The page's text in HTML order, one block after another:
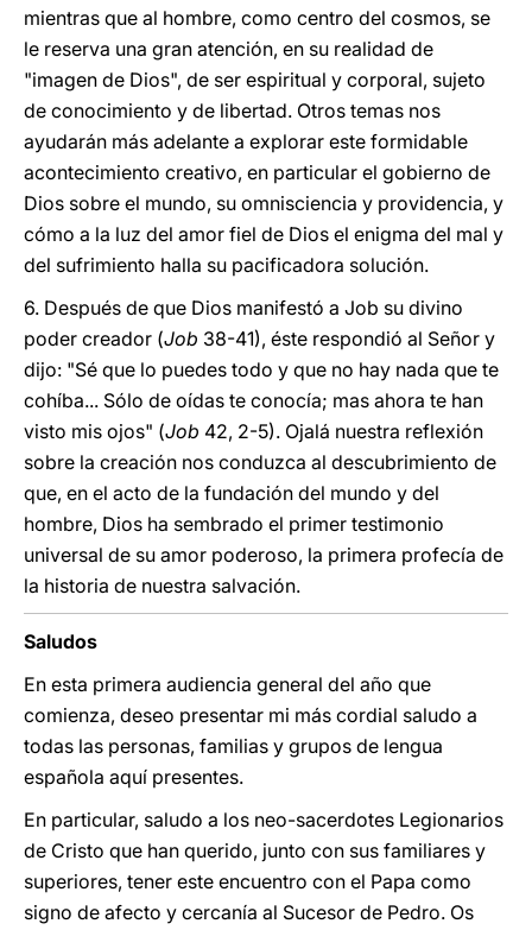
mientras que al hombre, como centro del cosmos, se
le reserva una gran atención, en su realidad de
"imagen de Dios", de ser espiritual y corporal, sujeto
de conocimiento y de libertad. Otros temas nos
ayudarán más adelante a explorar este formidable
acontecimiento creativo, en particular el gobierno de
Dios sobre el mundo, su omnisciencia y providencia, y
cómo a la luz del amor fiel de Dios el enigma del mal y
del sufrimiento halla su pacificadora solución.
6. Después de que Dios manifestó a Job su divino
poder creador (Job 38-41), éste respondió al Señor y
dijo: "Sé que lo puedes todo y que no hay nada que te
cohíba... Sólo de oídas te conocía; mas ahora te han
visto mis ojos" (Job 42, 2-5). Ojalá nuestra reflexión
sobre la creación nos conduzca al descubrimiento de
que, en el acto de la fundación del mundo y del
hombre, Dios ha sembrado el primer testimonio
universal de su amor poderoso, la primera profecía de
la historia de nuestra salvación.
Saludos
En esta primera audiencia general del año que
comienza, deseo presentar mi más cordial saludo a
todas las personas, familias y grupos de lengua
española aquí presentes.
En particular, saludo a los neo-sacerdotes Legionarios
de Cristo que han querido, junto con sus familiares y
superiores, tener este encuentro con el Papa como
signo de afecto y cercanía al Sucesor de Pedro. Os